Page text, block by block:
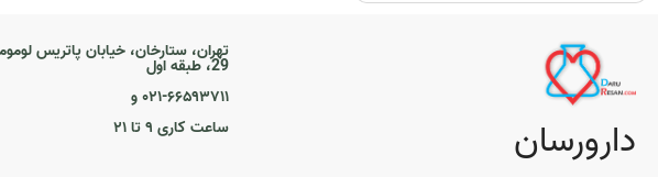
دارورسان
تهران، ستارخان، خیابان پاتریس
29، طبقه اول
۰۲۱-۶۶۵۹۳۷۱۱ و
ساعت کاری ۹ تا ۲۱